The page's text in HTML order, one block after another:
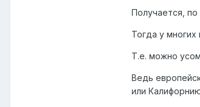
Получается,
Тогда у
Т.е. можно
Ведь
или